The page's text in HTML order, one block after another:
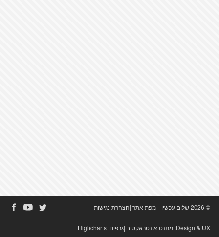
© 2026 שלום עכשיו | מפת אתר|הצהרת נגישות
Design & UX: מתנס אינטראקטיב|גרפים: Highcharts